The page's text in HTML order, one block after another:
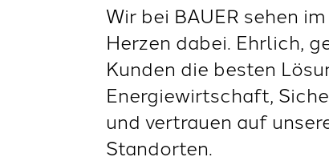
Wir bei BAUER sehen
Herzen dabei. Ehrlich,
Kunden die besten
Energiewirtschaft,
und vertrauen auf
Standorten.